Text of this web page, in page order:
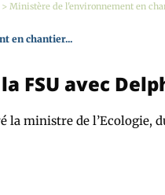
> Ministère de l'environnement en
en chantier...
FSU avec
la ministre de l’Ecologie,